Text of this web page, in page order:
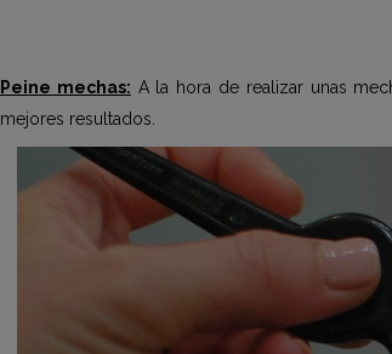
Peine mechas: A la hora de realizar unas
mejores resultados.